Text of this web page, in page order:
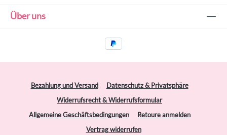
Über uns
Bezahlung und Versand
Datenschutz & Privatsphäre
Widerrufsrecht & Widerrufsformular
Allgemeine Geschäftsbedingungen
Retoure anmelden
Vertrag widerrufen